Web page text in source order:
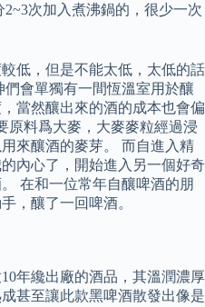
次加入煮沸鍋的，很少一次
低，但是不能太低，太低的話
會單獨有一間恆溫室用於釀
當然釀出來的酒的成本也會偏
原料爲大麥，大麥麥粒經過浸
來釀酒的麥芽。 而自進入精
內心了，開始進入另一個好奇
在和一位常年自釀啤酒的朋
，釀了一回啤酒。
年纔出廠的酒品，其溫潤濃厚
甚至讓此款黑啤酒散發出像是